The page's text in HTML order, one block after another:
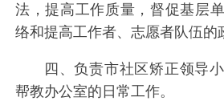
法，提高工作质量，督促基层
络和提高工作者、志愿者队伍的
四、负责市社区矫正领导
帮教办公室的日常工作。